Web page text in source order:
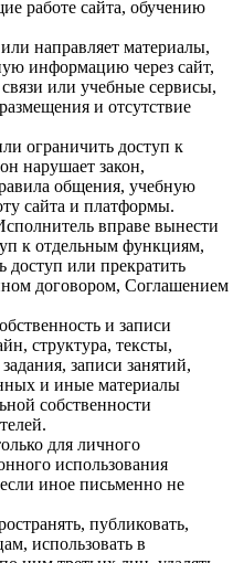
работе сайта, обучению
направляет материалы,
информацию через сайт,
или учебные сервисы,
и отсутствие
ограничить доступ к
нарушает закон,
общения, учебную
сайта и платформы.
вправе вынести
к отдельным функциям,
доступ или прекратить
договором, Соглашением
и записи
структура, тексты,
записи занятий,
и иные материалы
собственности
для личного
использования
иное письменно не
публиковать,
использовать в